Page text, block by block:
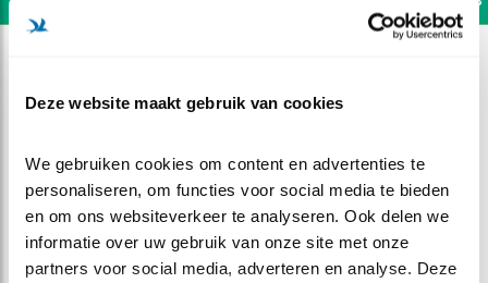
Deze website maakt gebruik van cookies
We gebruiken cookies om content en advertenties te
personaliseren, om functies voor social media te bieden
en om ons websiteverkeer te analyseren. Ook delen we
informatie over uw gebruik van onze site met onze
partners voor social media, adverteren en analyse. Deze